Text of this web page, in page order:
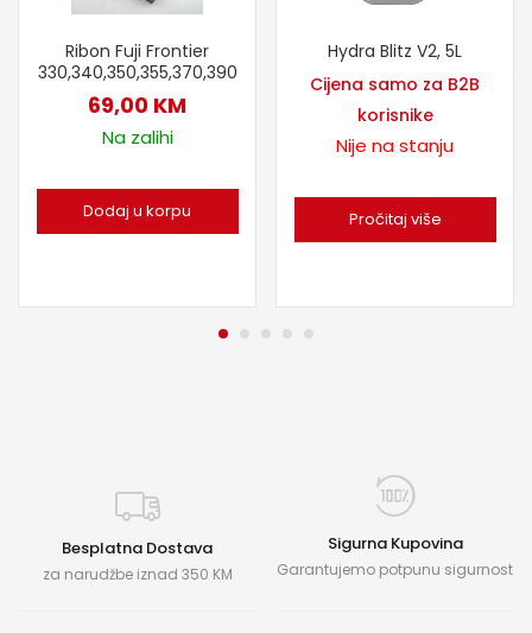
Ribon Fuji Frontier
330,340,350,355,370,390
69,00 KM
Na zalihi
Dodaj u korpu
Hydra Blitz V2, 5L
Cijena samo za B2B
korisnike
Nije na stanju
Pročitaj više
Besplatna Dostava
za narudžbe iznad 350 KM
Sigurna Kupovina
Garantujemo potpunu sigurnost